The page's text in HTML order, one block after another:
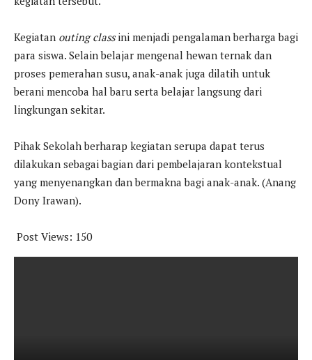
Kegiatan outing classini menjadi pengalaman berharga bagi
para siswa. Selain belajar mengenal hewan ternak dan
proses pemerahan susu, anak-anak juga dilatih untuk
berani mencoba hal baru serta belajar langsung dari
lingkungan sekitar.
Pihak Sekolah berharap kegiatan serupa dapat terus
dilakukan sebagai bagian dari pembelajaran kontekstual
yang menyenangkan dan bermakna bagi anak-anak. (Anang
Dony Irawan).
Post Views: 150